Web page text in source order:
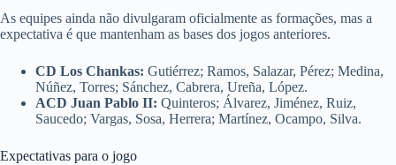
As equipes ainda não divulgaram oficialmente as formações, mas a
expectativa é que mantenham as bases dos jogos anteriores.
CD Los Chankas: Gutiérrez; Ramos, Salazar, Pérez; Medina,
Núñez, Torres; Sánchez, Cabrera, Ureña, López.
ACD Juan Pablo II: Quinteros; Álvarez, Jiménez, Ruiz,
Saucedo; Vargas, Sosa, Herrera; Martínez, Ocampo, Silva.
Expectativas para o jogo